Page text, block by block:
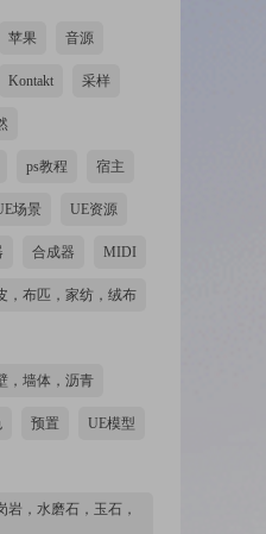
苹果 音源
Kontakt 采样
ps教程 宿主
场景 UE资源
合成器 MIDI
，布匹，家纺，绒布
，墙体，沥青
预置 UE模型
，水磨石，玉石，